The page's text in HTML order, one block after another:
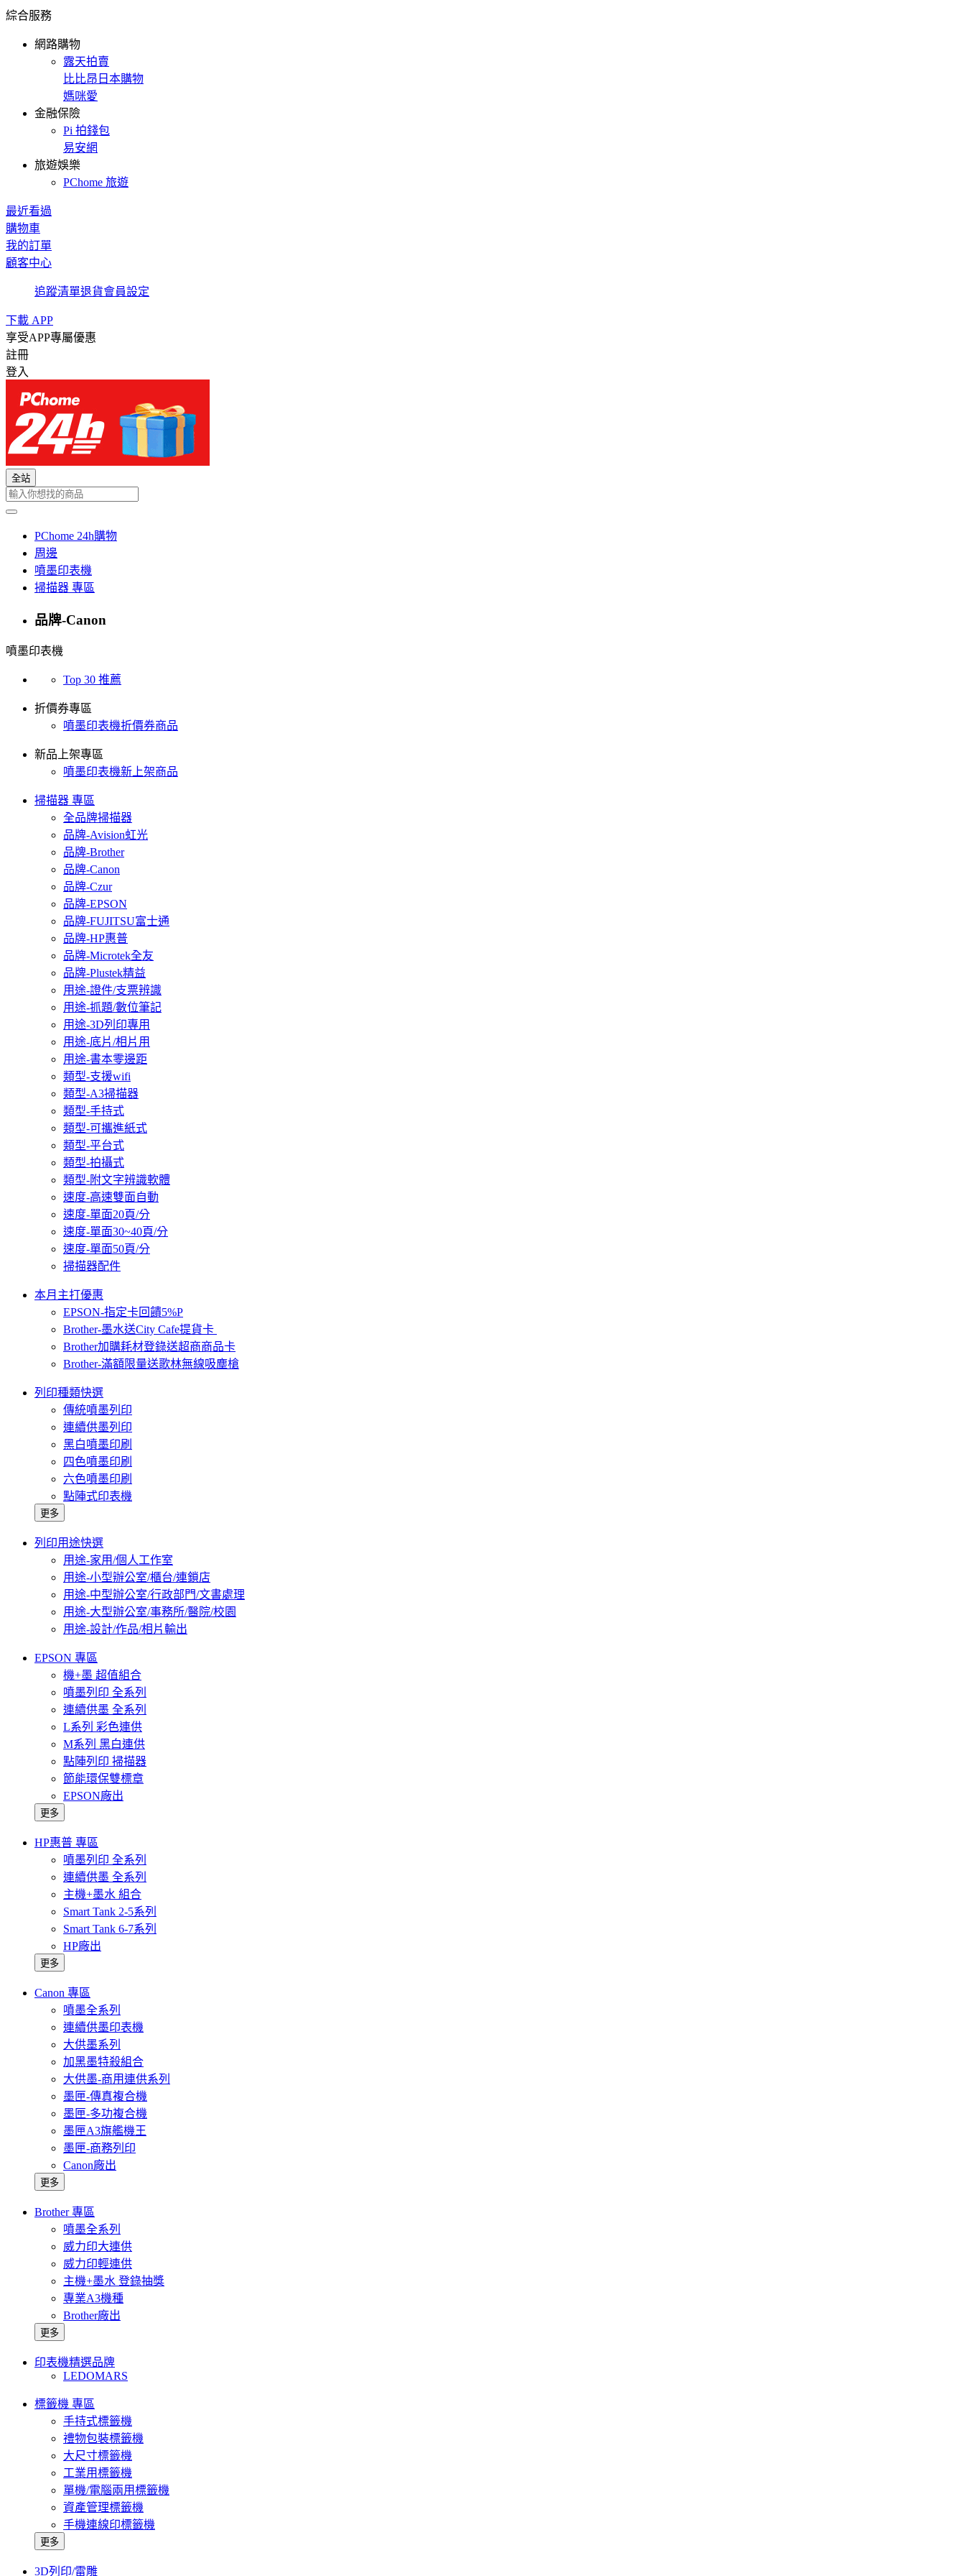
綜合服務
網路購物
露天拍賣
比比昂日本購物
媽咪愛
金融保險
Pi 拍錢包
易安網
旅遊娛樂
PChome 旅遊
最近看過
購物車
我的訂單
顧客中心
追蹤清單退貨會員設定
下載 APP
享受APP專屬優惠
註冊
登入
全站
PChome 24h購物
周邊
噴墨印表機
掃描器 專區
品牌-Canon
噴墨印表機
Top 30 推薦
折價券專區
噴墨印表機折價券商品
新品上架專區
噴墨印表機新上架商品
掃描器 專區
全品牌掃描器
品牌-Avision虹光
品牌-Brother
品牌-Canon
品牌-Czur
品牌-EPSON
品牌-FUJITSU富士通
品牌-HP惠普
品牌-Microtek全友
品牌-Plustek精益
用途-證件/支票辨識
用途-抓題/數位筆記
用途-3D列印專用
用途-底片/相片用
用途-書本零邊距
類型-支援wifi
類型-A3掃描器
類型-手持式
類型-可攜進紙式
類型-平台式
類型-拍攝式
類型-附文字辨識軟體
速度-高速雙面自動
速度-單面20頁/分
速度-單面30~40頁/分
速度-單面50頁/分
掃描器配件
本月主打優惠
EPSON-指定卡回饋5%P
Brother-墨水送City Cafe提貨卡
Brother加購耗材登錄送超商商品卡
Brother-滿額限量送歌林無線吸塵槍
列印種類快選
傳統噴墨列印
連續供墨列印
黑白噴墨印刷
四色噴墨印刷
六色噴墨印刷
點陣式印表機
更多
列印用途快選
用途-家用/個人工作室
用途-小型辦公室/櫃台/連鎖店
用途-中型辦公室/行政部門/文書處理
用途-大型辦公室/事務所/醫院/校園
用途-設計/作品/相片輸出
EPSON 專區
機+墨 超值組合
噴墨列印 全系列
連續供墨 全系列
L系列 彩色連供
M系列 黑白連供
點陣列印 掃描器
節能環保雙標章
EPSON廠出
更多
HP惠普 專區
噴墨列印 全系列
連續供墨 全系列
主機+墨水 組合
Smart Tank 2-5系列
Smart Tank 6-7系列
HP廠出
更多
Canon 專區
噴墨全系列
連續供墨印表機
大供墨系列
加黑墨特殺組合
大供墨-商用連供系列
墨匣-傳真複合機
墨匣-多功複合機
墨匣A3旗艦機王
墨匣-商務列印
Canon廠出
更多
Brother 專區
噴墨全系列
威力印大連供
威力印輕連供
主機+墨水 登錄抽獎
專業A3機種
Brother廠出
更多
印表機精選品牌
LEDOMARS
標籤機 專區
手持式標籤機
禮物包裝標籤機
大尺寸標籤機
工業用標籤機
單機/電腦兩用標籤機
資產管理標籤機
手機連線印標籤機
更多
3D列印/雷雕